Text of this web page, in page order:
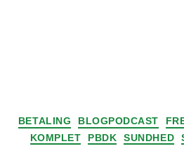
BETALING BLOGPODCAST
KOMPLET
PBDK SUNDHED